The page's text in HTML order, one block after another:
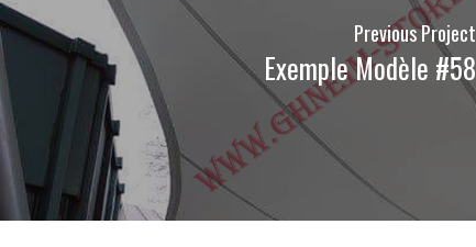
Previous Project
Exemple Modèle #58